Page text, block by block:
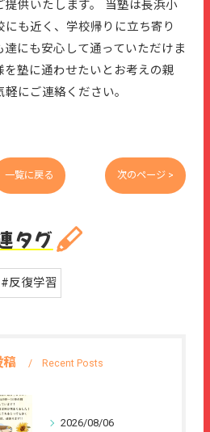
供いたします。 当塾は長浜小
も近く、学校帰りに立ち寄り
にも安心して通っていただけま
を塾に通わせたいとお考えの親
にご連絡ください。
一覧に戻る 次のページ >
タグ
#反復学習
稿 Recent Posts
2026/08/06